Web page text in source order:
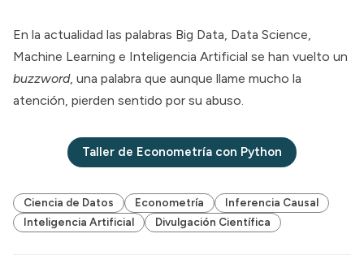
En la actualidad las palabras Big Data, Data Science,
Machine Learning e Inteligencia Artificial se han vuelto un
buzzword, una palabra que aunque llame mucho la
atención, pierden sentido por su abuso.
Taller de Econometría con Python
Ciencia de Datos Econometría
Inferencia Causal
Inteligencia Artificial
Divulgación Científica